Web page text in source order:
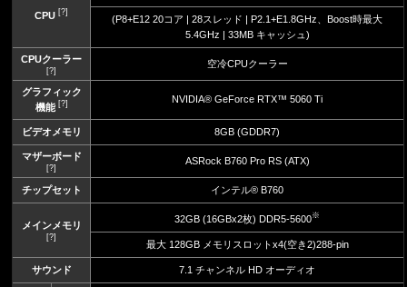
CPU [?]
(P8+E12 20コア | 28スレッド | P2.1+E1.8GHz、Boost時最大
5.4GHz | 33MB キャッシュ)
CPUクーラー
[?]
空冷CPUクーラー
グラフィック
機能[?] NVIDIA® GeForce RTX™ 5060 Ti
ビデオメモリ 8GB (GDDR7)
マザーボード
[?]
ASRock B760 Pro RS (ATX)
チップセット インテル® B760
メインメモリ
[?]
32GB (16GBx2枚) DDR5-5600※
最大 128GB メモリスロットx4(空き2)288-pin
サウンド 7.1 チャンネル HD オーディオ